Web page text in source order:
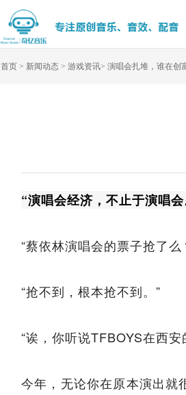
首页 > 新闻动态 > 游戏资讯> 演唱会扎堆，谁在创
“演唱会经济，不止于演唱会
“蔡依林演唱会的票子抢了
“抢不到，根本抢不到。”
“诶，你听说TFBOYS在西
今年，无论你在原本演出就